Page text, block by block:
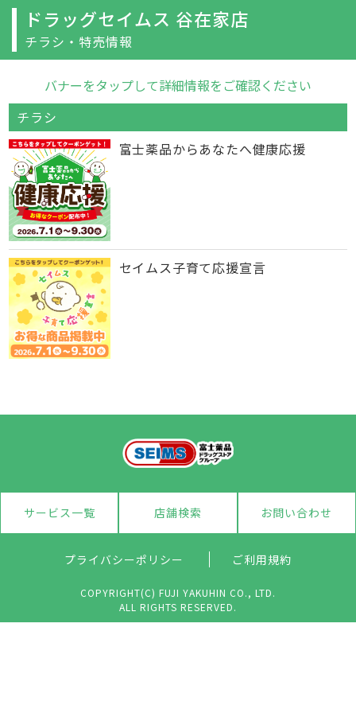
ドラッグセイムス 谷在家店
チラシ・特売情報
バナーをタップして詳細情報をご確認ください
チラシ
富士薬品からあなたへ健康応援
セイムス子育て応援宣言
サービス一覧 店舗検索 お問い合わせ
プライバシーポリシー ご利用規約
COPYRIGHT(C) FUJI YAKUHIN CO., LTD.
ALL RIGHTS RESERVED.